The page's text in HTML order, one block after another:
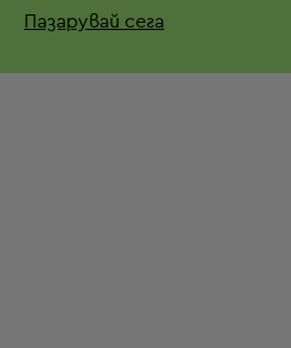
Пазарувай сега